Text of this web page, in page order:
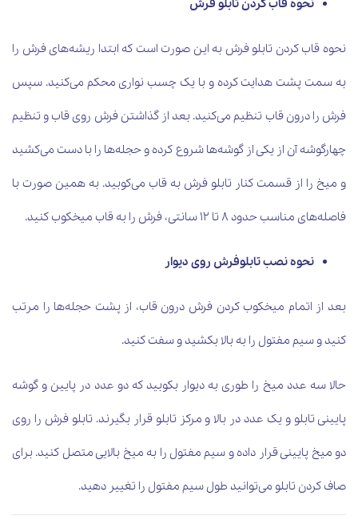
نحوه قاب کردن تابلو فرش
نحوه قاب کردن تابلو فرش به این صورت است که ابتدا ریشه‌های فرش را
به سمت پشت هدایت کرده و با یک چسب نواری محکم می‌کنید. سپس
فرش را درون قاب تنظیم می‌کنید. بعد از گذاشتن فرش روی قاب و تنظیم
چهارگوشه آن از یکی از گوشه‌ها شروع کرده و حجله‌ها را با دست می‌کشید
و میخ را از قسمت کنار تابلو فرش به قاب می‌کوبید. به همین صورت با
فاصله‌های مناسب حدود 8 تا 12 سانتی، فرش را به قاب میخکوب کنید.
نحوه نصب تابلوفرش روی دیوار
بعد از اتمام میخکوب کردن فرش درون قاب، از پشت حجله‌ها را مرتب
کنید و سیم مفتول را به بالا بکشید و سفت کنید.
حالا سه عدد میخ را طوری به دیوار بکوبید که دو عدد در پایین و گوشه
پایینی تابلو و یک عدد در بالا و مرکز تابلو قرار بگیرند. تابلو فرش را روی
دو میخ پایینی قرار داده و سیم مفتول را به میخ بالایی متصل کنید. برای
صاف کردن تابلو می‌توانید طول سیم مفتول را تغییر دهید.